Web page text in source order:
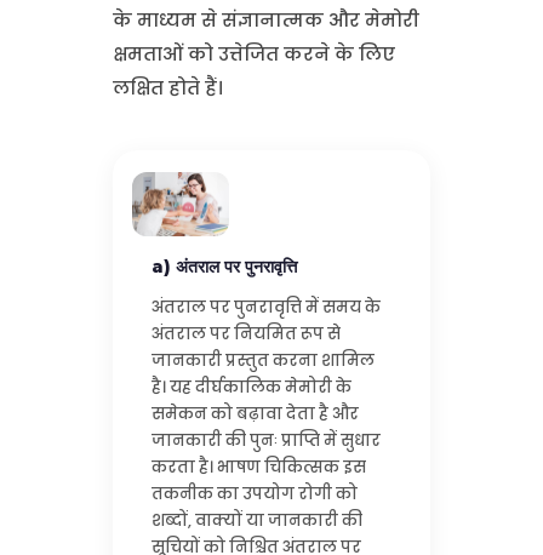
के माध्यम से संज्ञानात्मक और मेमोरी
क्षमताओं को उत्तेजित करने के लिए
लक्षित होते हैं।
a) अंतराल पर पुनरावृत्ति
अंतराल पर पुनरावृत्ति में समय के
अंतराल पर नियमित रूप से
जानकारी प्रस्तुत करना शामिल
है। यह दीर्घकालिक मेमोरी के
समेकन को बढ़ावा देता है और
जानकारी की पुनः प्राप्ति में सुधार
करता है। भाषण चिकित्सक इस
तकनीक का उपयोग रोगी को
शब्दों, वाक्यों या जानकारी की
सूचियों को निश्चित अंतराल पर